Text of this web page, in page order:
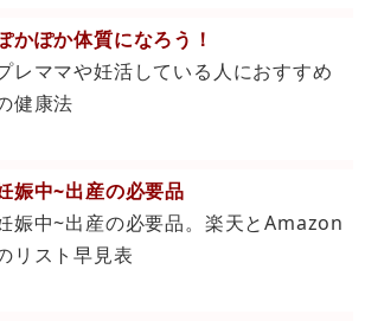
かぽか体質になろう！
レママや妊活している人におすすめ
健康法
娠中~出産の必要品
娠中~出産の必要品。楽天とAmazon
リスト早見表